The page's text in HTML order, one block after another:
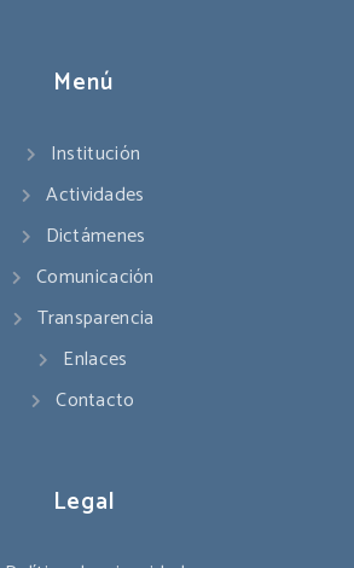
Menú
Institución
Actividades
Dictámenes
Comunicación
Transparencia
Enlaces
Contacto
Legal